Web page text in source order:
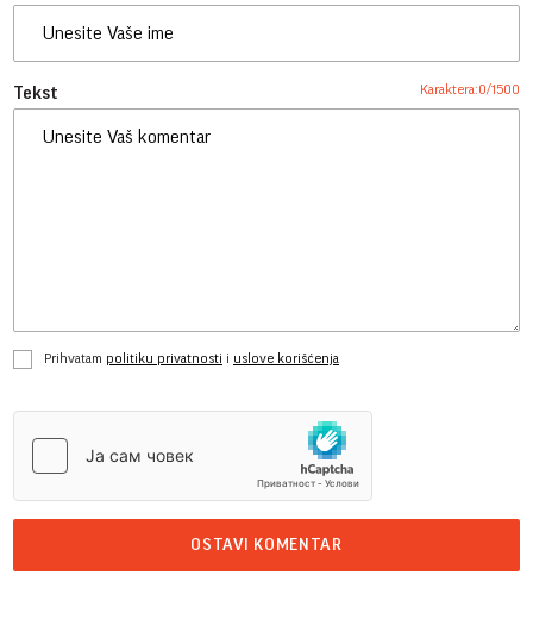
Tekst Karaktera:0/1500
Prihvatam politiku privatnosti i uslove korišćenja
OSTAVI KOMENTAR